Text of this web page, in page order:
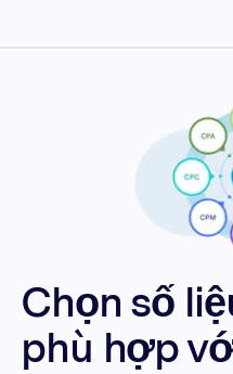
Chọn số
phù hợp